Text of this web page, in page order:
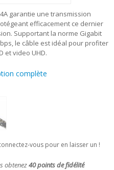
garantie une transmission
efficacement ce dernier
Supportant la norme Gigabit
le câble est idéal pour profiter
et video UHD.
complète
vous pour en laisser un !
obtenez40points de fidélité